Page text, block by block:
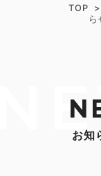
TOP
ら
お知